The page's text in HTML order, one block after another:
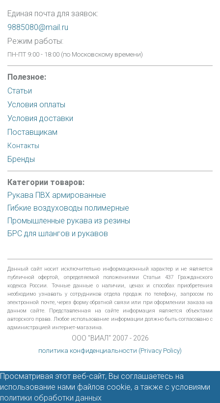
Единая почта для заявок:
9885080@mail.ru
Режим работы:
ПН-ПТ 9:00 - 18:00 (по Московскому времени)
Полезное:
Статьи
Условия оплаты
Условия доставки
Поставщикам
Контакты
Бренды
Категории товаров:
Рукава ПВХ армированные
Гибкие воздуховоды полимерные
Промышленные рукава из резины
БРС для шлангов и рукавов
Данный сайт носит исключительно информационный характер и не является
публичной офертой, определяемой положениями Статьи 437 Гражданского
кодекса России. Точные данные о наличии, ценах и способах приобретения
необходимо узнавать у сотрудников отдела продаж по телефону, запросом по
электронной почте, через форму обратной связи или при оформлении заказа на
данном сайте. Представленная на сайте информация является объектами
авторского права. Любое использование информации должно быть согласовано с
администрацией интернет-магазина.
ООО "ВИАЛ" 2007 - 2026
политика конфиденциальности (Privacy Policy)
Просматривая этот веб-сайт, Вы соглашаетесь на
использование нами файлов cookie, а также с условиями
политики обработки данных